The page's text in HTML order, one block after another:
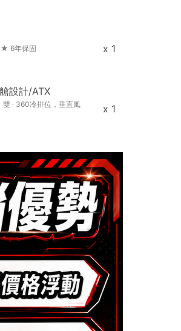
★ 6年保固 x 1
設計/ATX
· 360冷排位，垂直風
x 1